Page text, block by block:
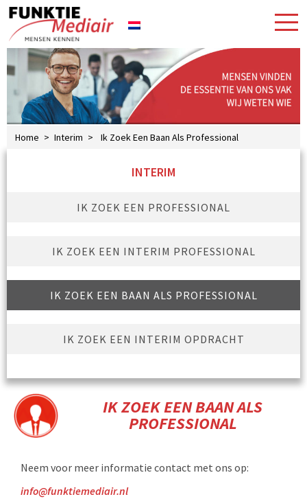
Home > Interim > Ik Zoek Een Baan Als Professional
INTERIM
IK ZOEK EEN PROFESSIONAL
IK ZOEK EEN INTERIM PROFESSIONAL
IK ZOEK EEN BAAN ALS PROFESSIONAL
IK ZOEK EEN INTERIM OPDRACHT
IK ZOEK EEN BAAN ALS
PROFESSIONAL
Neem voor meer informatie contact met ons op:
info@funktiemediair.nl